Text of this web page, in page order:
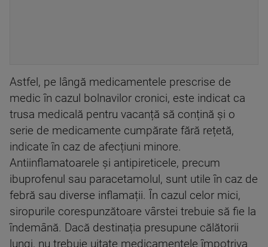
Astfel, pe lângă medicamentele prescrise de
medic în cazul bolnavilor cronici, este indicat ca
trusa medicală pentru vacanță să conțină și o
serie de medicamente cumpărate fără rețetă,
indicate în caz de afecțiuni minore.
Antiinflamatoarele și antipireticele, precum
ibuprofenul sau paracetamolul, sunt utile în caz de
febră sau diverse inflamații. În cazul celor mici,
siropurile corespunzătoare vârstei trebuie să fie la
îndemână. Dacă destinația presupune călătorii
lungi, nu trebuie uitate medicamentele împotriva